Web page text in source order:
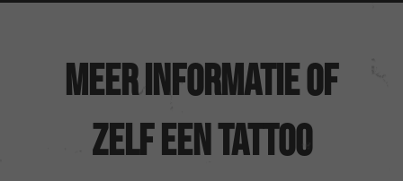
Meer informatie of
zelf een tattoo
zijn niet
optioneel. Ze
zijn nodig voor